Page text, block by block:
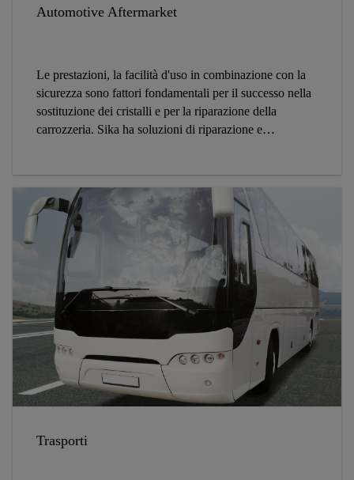
Automotive Aftermarket
Le prestazioni, la facilità d'uso in combinazione con la
sicurezza sono fattori fondamentali per il successo nella
sostituzione dei cristalli e per la riparazione della
carrozzeria. Sika ha soluzioni di riparazione e
Trasporti